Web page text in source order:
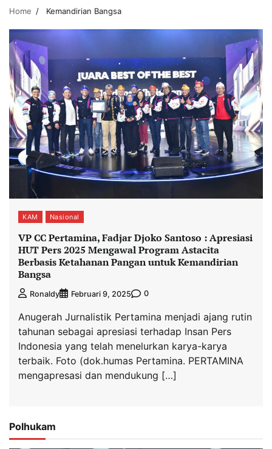
Home Kemandirian Bangsa
KAM Nasional
VP CC Pertamina, Fadjar Djoko Santoso : Apresiasi
HUT Pers 2025 Mengawal Program Astacita
Berbasis Ketahanan Pangan untuk Kemandirian
Bangsa
Ronaldy Februari 9, 2025 0
Anugerah Jurnalistik Pertamina menjadi ajang rutin
tahunan sebagai apresiasi terhadap Insan Pers
Indonesia yang telah menelurkan karya-karya
terbaik. Foto (dok.humas Pertamina. PERTAMINA
mengapresasi dan mendukung […]
Polhukam